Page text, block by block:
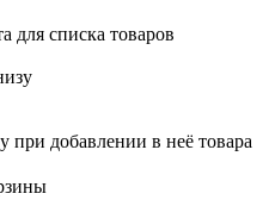
для списка товаров
добавлении в неё товара